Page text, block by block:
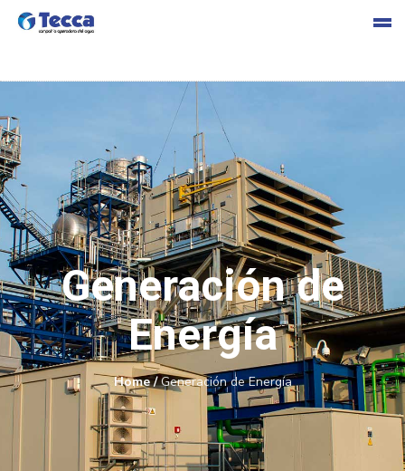
Generación de
Energía
Home/Generación de Energía